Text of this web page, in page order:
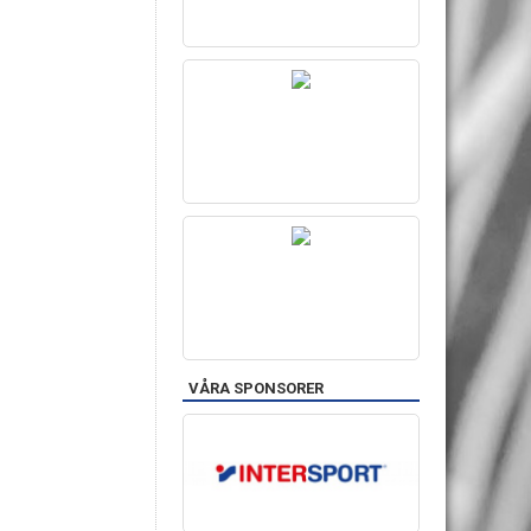
VÅRA SPONSORER